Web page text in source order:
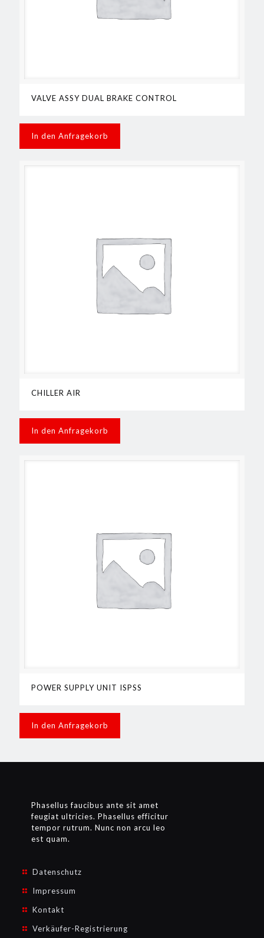
VALVE ASSY DUAL BRAKE CONTROL
In den Anfragekorb
CHILLER AIR
In den Anfragekorb
POWER SUPPLY UNIT ISPSS
In den Anfragekorb
Phasellus faucibus ante sit amet
feugiat ultricies. Phasellus efficitur
tempor rutrum. Nunc non arcu leo
est quam.
Datenschutz
Impressum
Kontakt
Verkäufer-Registrierung